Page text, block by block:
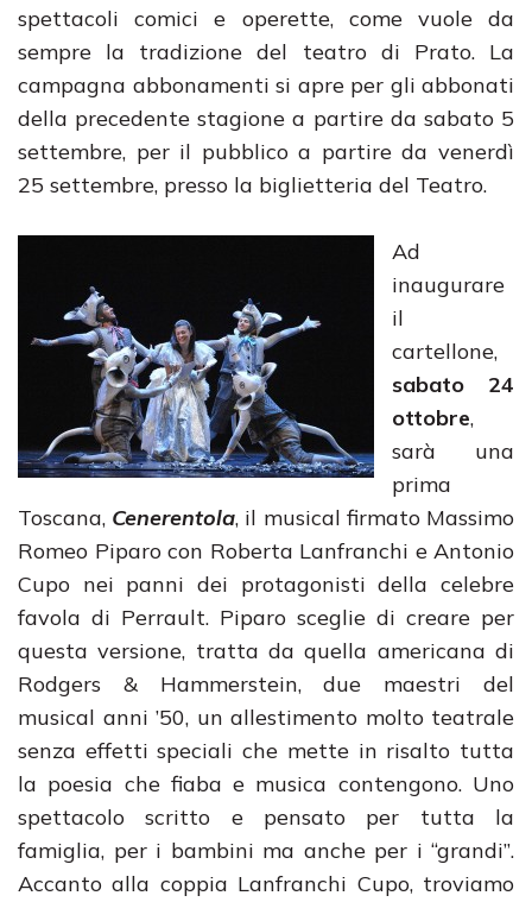
spettacoli comici e operette, come vuole da
sempre la tradizione del teatro di Prato. La
campagna abbonamenti si apre per gli abbonati
della precedente stagione a partire da sabato 5
settembre, per il pubblico a partire da venerdì
25 settembre, presso la biglietteria del Teatro.
Ad
inaugurare
il
cartellone,
sabato 24
ottobre,
sarà una
prima
Toscana, Cenerentola, il musical firmato Massimo
Romeo Piparo con Roberta Lanfranchi e Antonio
Cupo nei panni dei protagonisti della celebre
favola di Perrault. Piparo sceglie di creare per
questa versione, tratta da quella americana di
Rodgers & Hammerstein, due maestri del
musical anni ’50, un allestimento molto teatrale
senza effetti speciali che mette in risalto tutta
la poesia che fiaba e musica contengono. Uno
spettacolo scritto e pensato per tutta la
famiglia, per i bambini ma anche per i “grandi”.
Accanto alla coppia Lanfranchi Cupo, troviamo